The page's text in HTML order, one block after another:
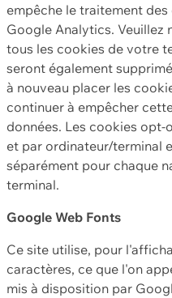
empêche le traitement
Google Analytics. Veuillez
tous les cookies de votre
seront également
à nouveau placer les
continuer à empêcher
données. Les cookies
et par ordinateur/terminal
séparément pour chaque
terminal.
Google Web Fonts
Ce site utilise, pour
caractères, ce que l'on
mis à disposition par